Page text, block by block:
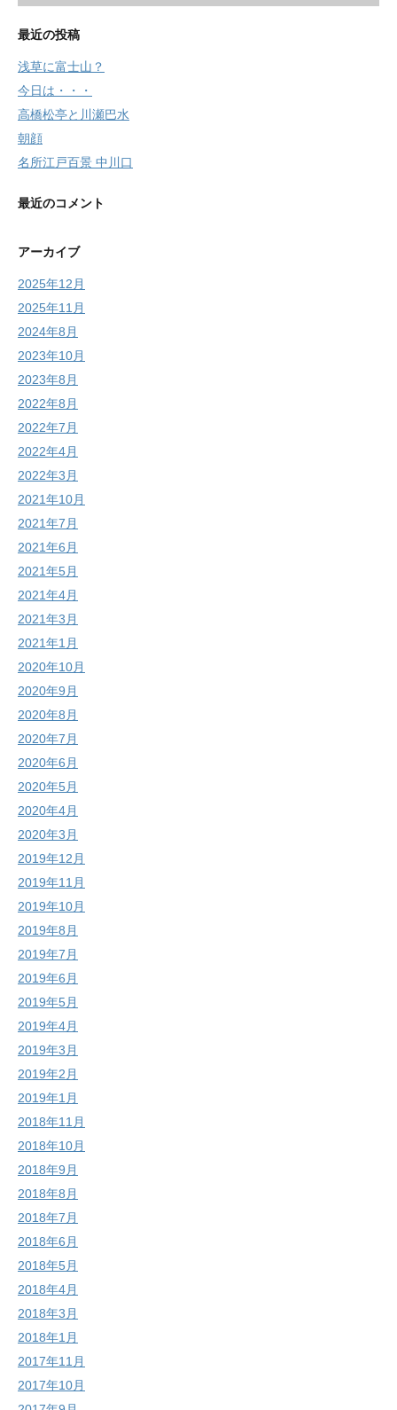
最近の投稿
浅草に富士山？
今日は・・・
高橋松亭と川瀬巴水
朝顔
名所江戸百景 中川口
最近のコメント
アーカイブ
2025年12月
2025年11月
2024年8月
2023年10月
2023年8月
2022年8月
2022年7月
2022年4月
2022年3月
2021年10月
2021年7月
2021年6月
2021年5月
2021年4月
2021年3月
2021年1月
2020年10月
2020年9月
2020年8月
2020年7月
2020年6月
2020年5月
2020年4月
2020年3月
2019年12月
2019年11月
2019年10月
2019年8月
2019年7月
2019年6月
2019年5月
2019年4月
2019年3月
2019年2月
2019年1月
2018年11月
2018年10月
2018年9月
2018年8月
2018年7月
2018年6月
2018年5月
2018年4月
2018年3月
2018年1月
2017年11月
2017年10月